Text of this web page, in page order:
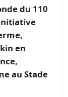
du 110
en
au Stade